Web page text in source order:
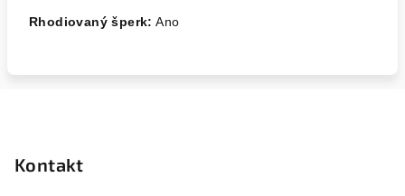
Rhodiovaný šperk: Ano
Kontakt